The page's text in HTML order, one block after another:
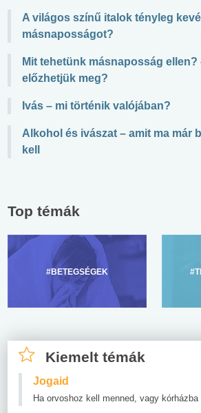
A világos színű italok tényleg
másnaposságot?
Mit tehetünk másnaposság ellen?
előzhetjük meg?
Ivás – mi történik valójában?
Alkohol és ivászat – amit ma már
kell
Top témák
#BETEGSÉGEK
Kiemelt témák
Jogaid
Ha orvoshoz kell menned, vagy kórházba